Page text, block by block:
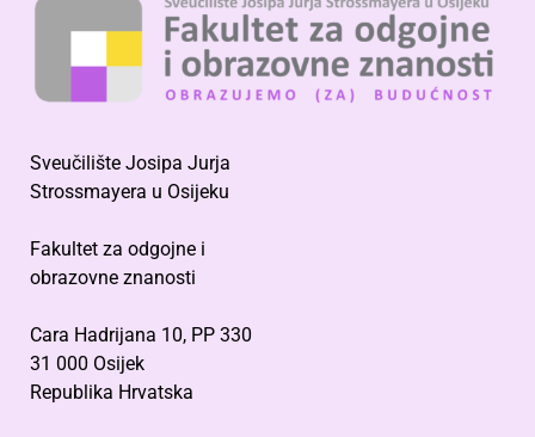
Sveučilište Josipa Jurja
Strossmayera u Osijeku
Fakultet za odgojne i
obrazovne znanosti
Cara Hadrijana 10, PP 330
31 000 Osijek
Republika Hrvatska